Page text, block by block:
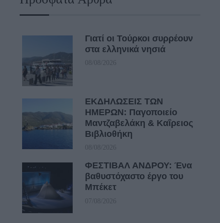
Γιατί οι Τούρκοι συρρέουν
στα ελληνικά νησιά
08/08/2026
ΕΚΔΗΛΩΣΕΙΣ ΤΩΝ
ΗΜΕΡΩΝ: Παγοποιείο
Μαντζαβελάκη & Καΐρειος
Βιβλιοθήκη
08/08/2026
ΦΕΣΤΙΒΑΛ ΑΝΔΡΟΥ: Ένα
βαθυστόχαστο έργο του
Μπέκετ
07/08/2026